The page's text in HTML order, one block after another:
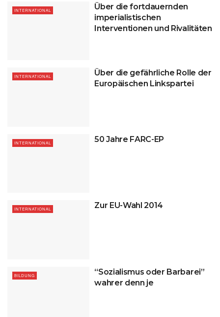
INTERNATIONAL
Über die fortdauernden
imperialistischen
Interventionen und Rivalitäten
INTERNATIONAL
Über die gefährliche Rolle der
Europäischen Linkspartei
INTERNATIONAL 50 Jahre FARC-EP
INTERNATIONAL Zur EU-Wahl 2014
BILDUNG
“Sozialismus oder Barbarei”
wahrer denn je